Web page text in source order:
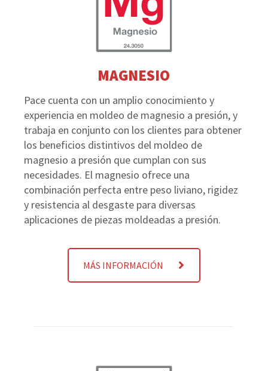
MAGNESIO
Pace cuenta con un amplio conocimiento y
experiencia en moldeo de magnesio a presión, y
trabaja en conjunto con los clientes para obtener
los beneficios distintivos del moldeo de
magnesio a presión que cumplan con sus
necesidades. El magnesio ofrece una
combinación perfecta entre peso liviano, rigidez
y resistencia al desgaste para diversas
aplicaciones de piezas moldeadas a presión.
MÁS INFORMACIÓN